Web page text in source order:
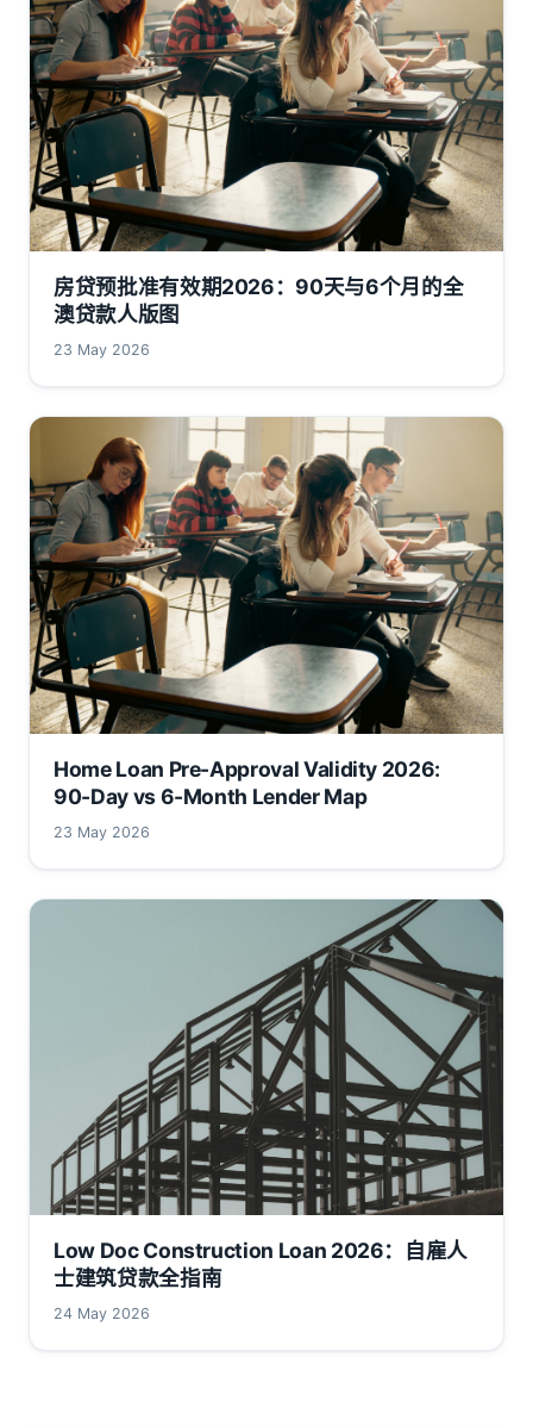
房贷预批准有效期2026：90天与6个月的全
澳贷款人版图
23 May 2026
Home Loan Pre-Approval Validity 2026:
90-Day vs 6-Month Lender Map
23 May 2026
Low Doc Construction Loan 2026：自雇人
士建筑贷款全指南
24 May 2026